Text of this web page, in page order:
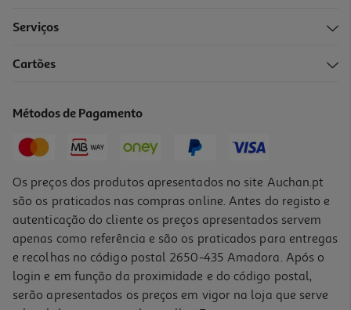
Serviços
Cartões
Métodos de Pagamento
Os preços dos produtos apresentados no site Auchan.pt
são os praticados nas compras online. Antes do registo e
autenticação do cliente os preços apresentados servem
apenas como referência e são os praticados para entregas
e recolhas no código postal 2650-435 Amadora. Após o
login e em função da proximidade e do código postal,
serão apresentados os preços em vigor na loja que serve